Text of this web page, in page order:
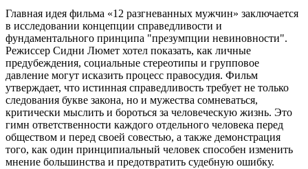
Главная идея фильма «12 разгневанных мужчин» заключается
в исследовании концепции справедливости и
фундаментального принципа "презумпции невиновности".
Режиссер Сидни Люмет хотел показать, как личные
предубеждения, социальные стереотипы и групповое
давление могут исказить процесс правосудия. Фильм
утверждает, что истинная справедливость требует не только
следования букве закона, но и мужества сомневаться,
критически мыслить и бороться за человеческую жизнь. Это
гимн ответственности каждого отдельного человека перед
обществом и перед своей совестью, а также демонстрация
того, как один принципиальный человек способен изменить
мнение большинства и предотвратить судебную ошибку.